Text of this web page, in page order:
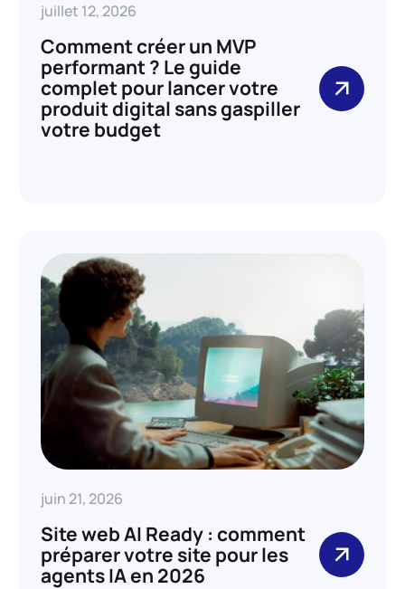
juillet 12, 2026
Comment créer un MVP
performant ? Le guide
complet pour lancer votre
produit digital sans gaspiller
votre budget
juin 21, 2026
Site web AI Ready : comment
préparer votre site pour les
agents IA en 2026